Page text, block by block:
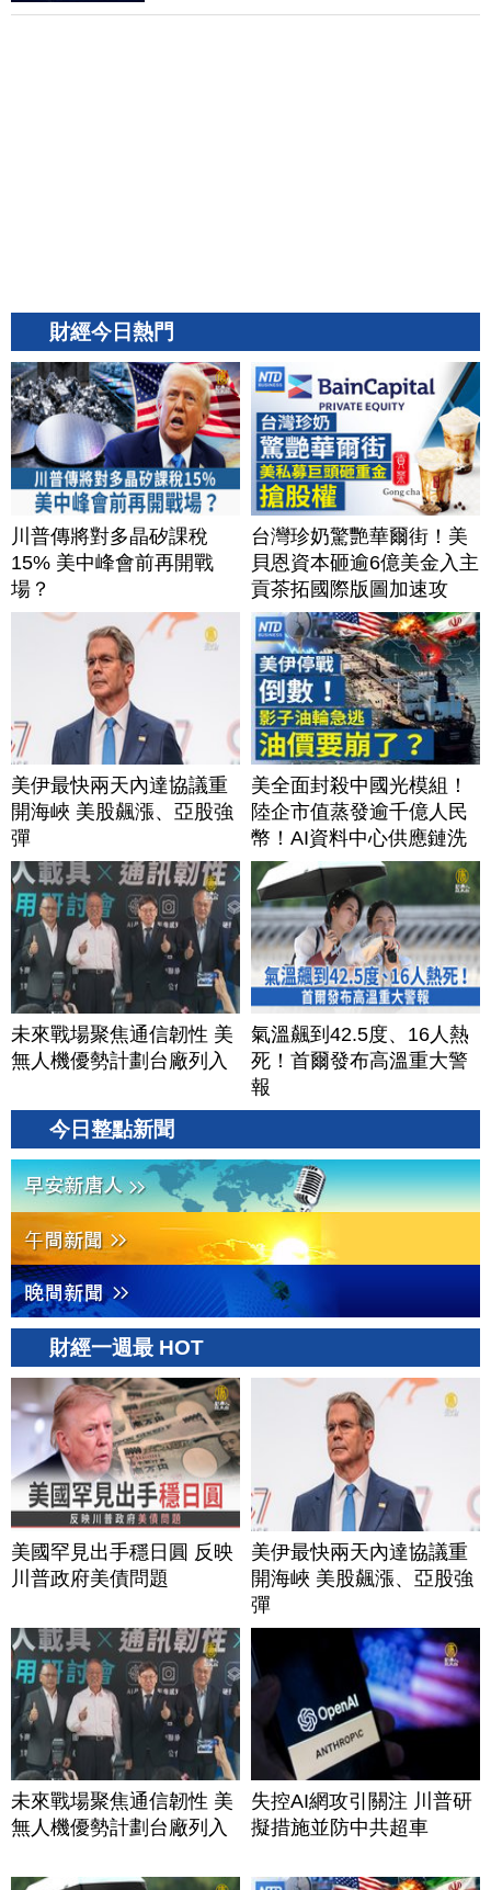
財經今日熱門
川普傳將對多晶矽課稅
15% 美中峰會前再開戰
場？
台灣珍奶驚艷華爾街！美
貝恩資本砸逾6億美金入主
貢茶拓國際版圖加速攻
美？｜#財經新聞｜
20260806(四)
美伊最快兩天內達協議重
開海峽 美股飆漲、亞股強
彈
美全面封殺中國光模組！
陸企市值蒸發逾千億人民
幣！AI資料中心供應鏈洗
牌？台灣喜迎轉單！成關
鍵樞紐？｜#財經新聞
│20260805 (三)
未來戰場聚焦通信韌性 美
無人機優勢計劃台廠列入
氣溫飆到42.5度、16人熱
死！首爾發布高溫重大警
報
今日整點新聞
財經一週最 HOT
美國罕見出手穩日圓 反映
川普政府美債問題
美伊最快兩天內達協議重
開海峽 美股飆漲、亞股強
彈
未來戰場聚焦通信韌性 美
無人機優勢計劃台廠列入
失控AI網攻引關注 川普研
擬措施並防中共超車